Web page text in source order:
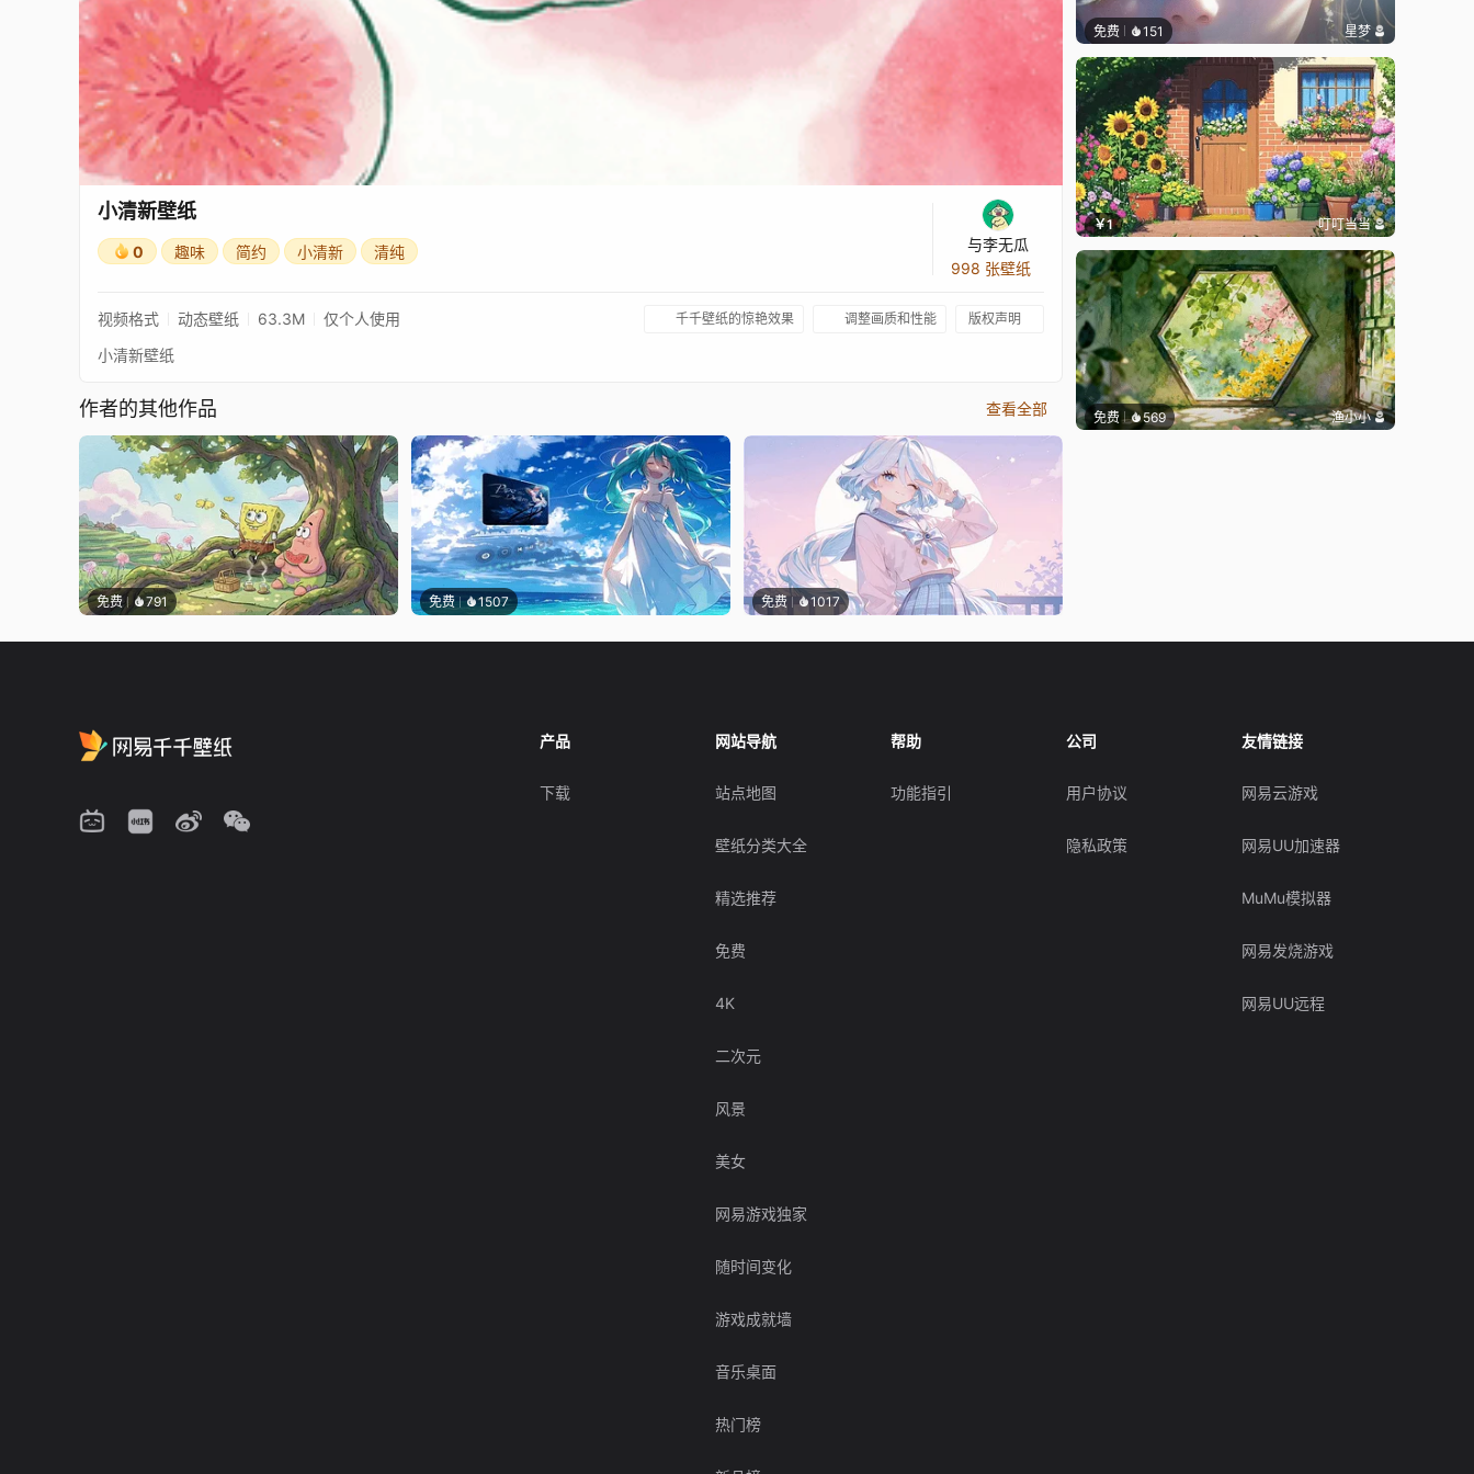
小清新壁纸
0 趣味 简约 小清新 清纯
与李无瓜
998 张壁纸
视频格式 动态壁纸 63.3M 仅个人使用 千千壁纸的惊艳效果 调整画质和性能 版权声明
小清新壁纸
作者的其他作品 查看全部
免费 791 免费 1507 免费 1017
免费 151 星梦
￥1 叮叮当当
免费 569 渔小小
产品
下载
网站导航
站点地图
壁纸分类大全
精选推荐
免费
4K
二次元
风景
美女
网易游戏独家
随时间变化
游戏成就墙
音乐桌面
热门榜
帮助
功能指引
公司
用户协议
隐私政策
友情链接
网易云游戏
网易UU加速器
MuMu模拟器
网易发烧游戏
网易UU远程